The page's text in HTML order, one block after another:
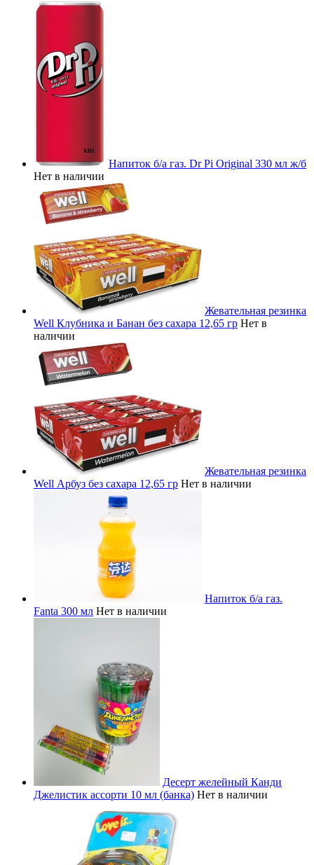
Напиток б/а газ. Dr Pi Original 330 мл ж/б
Нет в наличии
Жевательная резинка
Well Клубника и Банан без сахара 12,65 гр Нет в
наличии
Жевательная резинка
Well Арбуз без сахара 12,65 гр Нет в наличии
Напиток б/а газ.
Fanta 300 мл Нет в наличии
Десерт желейный Канди
Джелистик ассорти 10 мл (банка) Нет в наличии